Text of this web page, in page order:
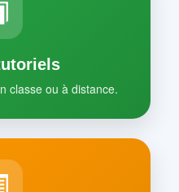
classe ou à distance.